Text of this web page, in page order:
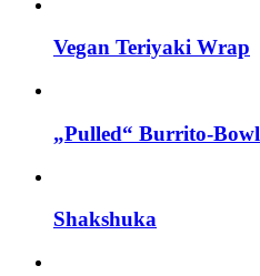
Vegan Teriyaki Wrap
„Pulled“ Burrito-Bowl
Shakshuka